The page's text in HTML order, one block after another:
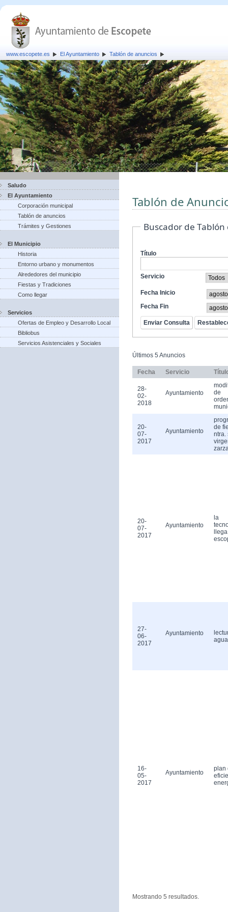
www.escopete.es El Ayuntamiento Tablón de anuncios
Saludo
El Ayuntamiento
Corporación municipal
Tablón de anuncios
Trámites y Gestiones
El Municipio
Historia
Entorno urbano y monumentos
Alrededores del municipio
Fiestas y Tradiciones
Como llegar
Servicios
Ofertas de Empleo y Desarrollo Local
Bibliobus
Servicios Asistenciales y Sociales
Tablón de
Buscador de
Título
Servicio
Fecha Inicio
Fecha Fin
Últimos 5 Anuncios
Fecha Servicio
28-
02-
2018
Ayuntamiento
de
20-
07-
2017
Ayuntamiento
de
ntra.
20-
07-
2017
Ayuntamiento
la
27-
06-
2017
Ayuntamiento
16-
05-
2017
Ayuntamiento
plan
Mostrando 5 resultados.